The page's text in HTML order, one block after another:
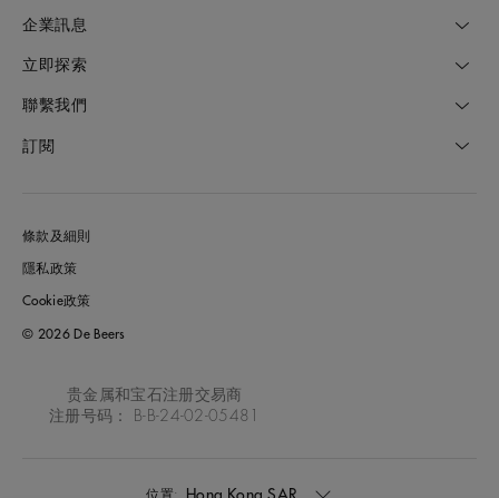
企業訊息
立即探索
聯繫我們
訂閱
條款及細則
隱私政策
Cookie政策
© 2026 De Beers
贵金属和宝石注册交易商
注册号码： B-B-24-02-05481
位置: Hong Kong SAR